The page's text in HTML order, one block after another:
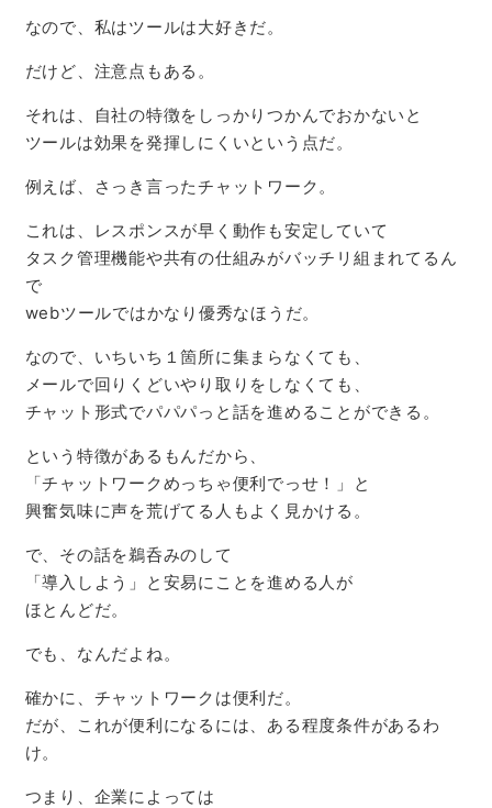
なので、私はツールは大好きだ。
だけど、注意点もある。
それは、自社の特徴をしっかりつかんでおかないと
ツールは効果を発揮しにくいという点だ。
例えば、さっき言ったチャットワーク。
これは、レスポンスが早く動作も安定していて
タスク管理機能や共有の仕組みがバッチリ組まれてるん
で
webツールではかなり優秀なほうだ。
なので、いちいち１箇所に集まらなくても、
メールで回りくどいやり取りをしなくても、
チャット形式でパパパっと話を進めることができる。
という特徴があるもんだから、
「チャットワークめっちゃ便利でっせ！」と
興奮気味に声を荒げてる人もよく見かける。
で、その話を鵜呑みのして
「導入しよう」と安易にことを進める人が
ほとんどだ。
でも、なんだよね。
確かに、チャットワークは便利だ。
だが、これが便利になるには、ある程度条件があるわ
け。
つまり、企業によっては